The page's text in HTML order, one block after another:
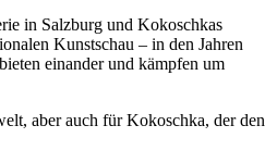
in Salzburg und Kokoschkas
Kunstschau – in den Jahren
einander und kämpfen um
aber auch für Kokoschka, der den